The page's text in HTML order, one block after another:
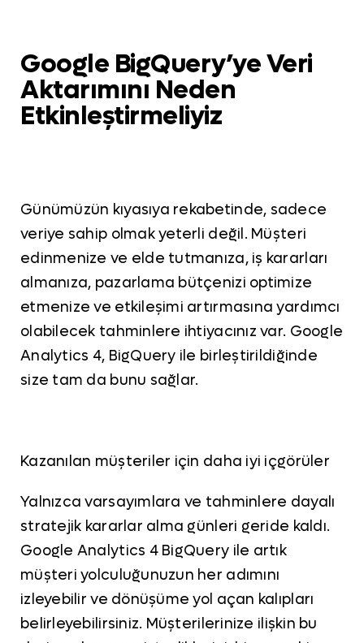
Google BigQuery’ye Veri
Aktarımını Neden
Etkinleştirmeliyiz
Günümüzün kıyasıya rekabetinde, sadece
veriye sahip olmak yeterli değil. Müşteri
edinmenize ve elde tutmanıza, iş kararları
almanıza, pazarlama bütçenizi optimize
etmenize ve etkileşimi artırmasına yardımcı
olabilecek tahminlere ihtiyacınız var. Google
Analytics 4, BigQuery ile birleştirildiğinde
size tam da bunu sağlar.
Kazanılan müşteriler için daha iyi içgörüler
Yalnızca varsayımlara ve tahminlere dayalı
stratejik kararlar alma günleri geride kaldı.
Google Analytics 4 BigQuery ile artık
müşteri yolculuğunuzun her adımını
izleyebilir ve dönüşüme yol açan kalıpları
belirleyebilirsiniz. Müşterilerinize ilişkin bu